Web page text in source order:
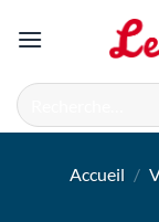
Recherche
pour :
Accueil /